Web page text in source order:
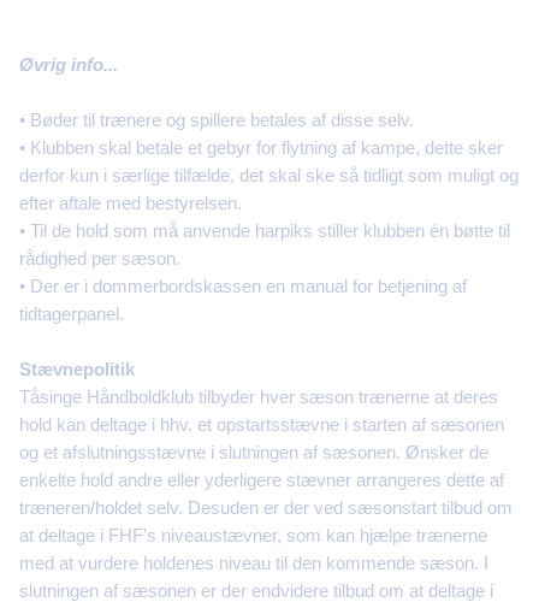
Øvrig info...
• Bøder til trænere og spillere betales af disse selv.
• Klubben skal betale et gebyr for flytning af kampe, dette sker
derfor kun i særlige tilfælde, det skal ske så tidligt som muligt og
efter aftale med bestyrelsen.
• Til de hold som må anvende harpiks stiller klubben én bøtte til
rådighed per sæson.
• Der er i dommerbordskassen en manual for betjening af
tidtagerpanel.
Stævnepolitik
Tåsinge Håndboldklub tilbyder hver sæson trænerne at deres
hold kan deltage i hhv. et opstartsstævne i starten af sæsonen
og et afslutningsstævne i slutningen af sæsonen. Ønsker de
enkelte hold andre eller yderligere stævner arrangeres dette af
træneren/holdet selv. Desuden er der ved sæsonstart tilbud om
at deltage i FHF’s niveaustævner, som kan hjælpe trænerne
med at vurdere holdenes niveau til den kommende sæson. I
slutningen af sæsonen er der endvidere tilbud om at deltage i